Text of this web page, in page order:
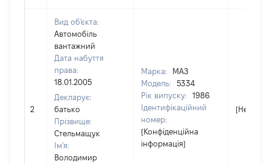
2
Вид об'єкта:
Автомобіль
вантажний
Дата набуття
права:
18.01.2005
Декларує:
батько
Прізвище:
Стельмащук
Ім'я:
Володимир
Марка:
МАЗ
Модель:
5334
Рік випуску:
1986
Ідентифікаційний
номер:
[Конфіденційна
інформація]
[Не